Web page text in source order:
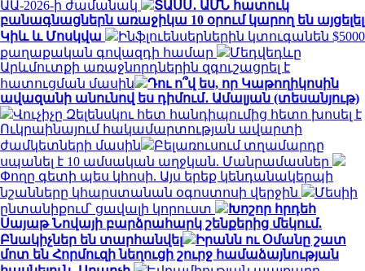
ԱԱ-2026-ի ժամանակ
ՏԱՍՍ․ ԱՄՆ հատուկ
բանագնացներն առաջիկա 10 օրում կարող են այցելել
Կիև և Մոսկվա
Ինֆլուենսերներին կտուգանեն $5000
քաղաքական գովազդի համար
Մեդվեդևը
Արևմուտքի առաջնորդներին զգուշացրել է
հատուցման մասին
Դու ո՞վ ես, որ Կաթողիկոսին
ավազանի անունով ես դիմում․ Ամալյան (տեսանյութ)
Վուչիչը Զելենսկու հետ հանդիպումից հետո խոսել է
Ուկրաինայում հակամարտության ավարտի
ժամկետների մասին
Բելառուսում տղամարդը
սպանել է 10 ամսական աղջկան. Մանրամասներ
Փողը գետի պես կհոսի. Այս երեք կենդանակերպի
նշանները կհարստանան օգոստոսի վերջին
Մեսիի
ընտանիքում՝ ցավալի կորուստ
Խոշոր հրդեհ
Սայաթ Նովայի բարձրահարկ շենքերից մեկում.
Բնակիչներ են տարհանվել
Իրանն ու Օմանը շատ
մոտ են Հորմուզի նեղուցի շուրջ համաձայնության